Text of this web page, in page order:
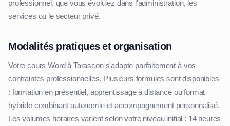
professionnel, que vous évoluiez dans l'administration, les
services ou le secteur privé.
Modalités pratiques et organisation
Votre cours Word à Tarascon s'adapte parfaitement à vos
contraintes professionnelles. Plusieurs formules sont disponibles
: formation en présentiel, apprentissage à distance ou format
hybride combinant autonomie et accompagnement personnalisé.
Les volumes horaires varient selon votre niveau initial : 14 heures